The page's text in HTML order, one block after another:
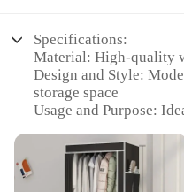
Specifications:
Material: High-quality
Design and Style:
storage space
Usage and Purpose:
Performance and
construction
Parts and